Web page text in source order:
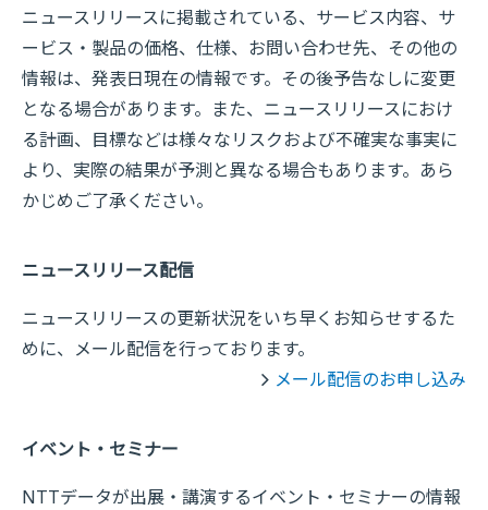
ニュースリリースに掲載されている、サービス内容、サ
ービス・製品の価格、仕様、お問い合わせ先、その他の
情報は、発表日現在の情報です。その後予告なしに変更
となる場合があります。また、ニュースリリースにおけ
る計画、目標などは様々なリスクおよび不確実な事実に
より、実際の結果が予測と異なる場合もあります。あら
かじめご了承ください。
ニュースリリース配信
ニュースリリースの更新状況をいち早くお知らせするた
めに、メール配信を行っております。
メール配信のお申し込み
イベント・セミナー
NTTデータが出展・講演するイベント・セミナーの情報